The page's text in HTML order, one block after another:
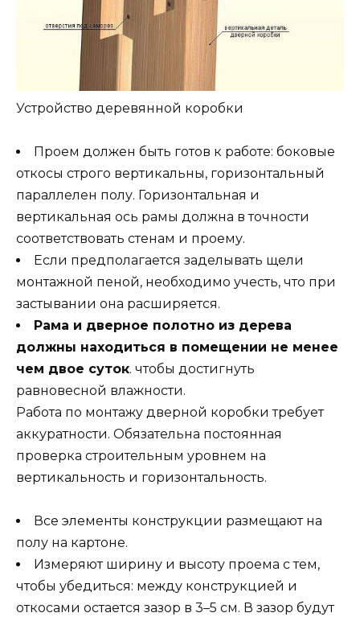
Устройство деревянной коробки
Проем должен быть готов к работе: боковые
откосы строго вертикальны, горизонтальный
параллелен полу. Горизонтальная и
вертикальная ось рамы должна в точности
соответствовать стенам и проему.
Если предполагается заделывать щели
монтажной пеной, необходимо учесть, что при
застывании она расширяется.
Рама и дверное полотно из дерева
должны находиться в помещении не менее
чем двое суток. чтобы достигнуть
равновесной влажности.
Работа по монтажу дверной коробки требует
аккуратности. Обязательна постоянная
проверка строительным уровнем на
вертикальность и горизонтальность.
Все элементы конструкции размещают на
полу на картоне.
Измеряют ширину и высоту проема с тем,
чтобы убедиться: между конструкцией и
откосами остается зазор в 3–5 см. В зазор будут